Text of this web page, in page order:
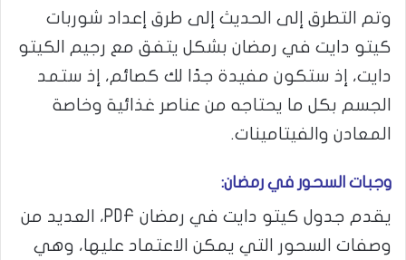
وتم التطرق إلى الحديث إلى طرق إعداد شوربات
كيتو دايت في رمضان بشكل يتفق مع رجيم الكيتو
دايت، إذ ستكون مفيدة جدًا لك كصائم، إذ ستمد
الجسم بكل ما يحتاجه من عناصر غذائية وخاصة
المعادن والفيتامينات.
وجبات السحور في رمضان:
يقدم جدول كيتو دايت في رمضان PDF، العديد من
وصفات السحور التي يمكن الاعتماد عليها، وهي